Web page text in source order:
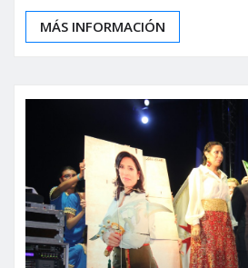
MÁS INFORMACIÓN